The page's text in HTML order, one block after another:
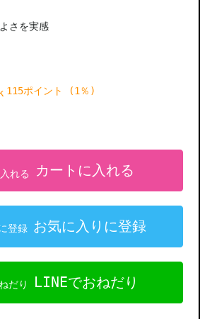
さを実感
115ポイント (1％)
カートに入れる
お気に入りに登録
LINEでおねだり